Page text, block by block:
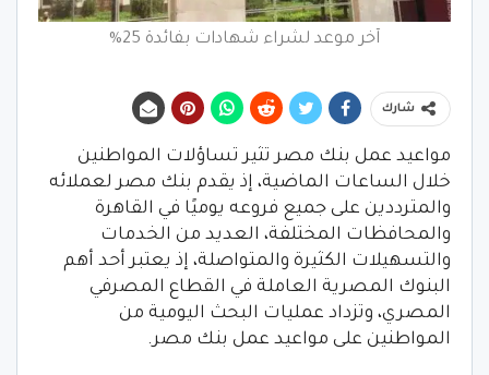
آخر موعد لشراء شهادات بفائدة 25%
شارك
مواعيد عمل بنك مصر تثير تساؤلات المواطنين
خلال الساعات الماضية، إذ يقدم بنك مصر لعملائه
والمترددين على جميع فروعه يوميًا في القاهرة
والمحافظات المختلفة، العديد من الخدمات
والتسهيلات الكثيرة والمتواصلة، إذ يعتبر أحد أهم
البنوك المصرية العاملة في القطاع المصرفي
المصري، وتزداد عمليات البحث اليومية من
المواطنين على مواعيد عمل بنك مصر.